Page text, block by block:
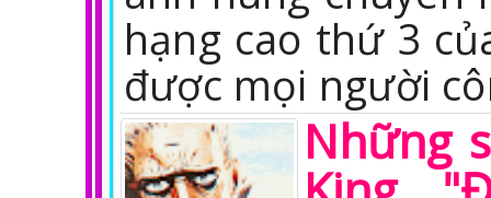
hạng cao thứ 3
được mọi người
Những